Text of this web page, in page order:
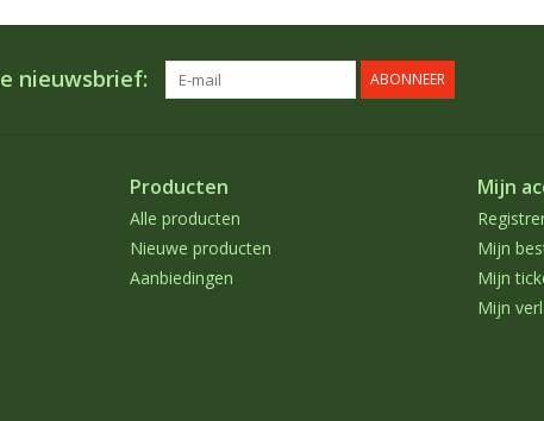
nieuwsbrief: ABONNEER
Producten
Alle producten
Nieuwe producten
Aanbiedingen
Mijn
Mijn
Mijn
Mijn